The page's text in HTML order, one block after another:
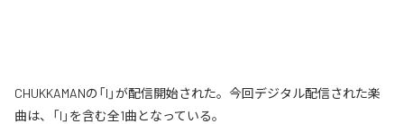
CHUKKAMANの「I」が配信開始された。今回デジタル配信された楽
曲は、「I」を含む全1曲となっている。